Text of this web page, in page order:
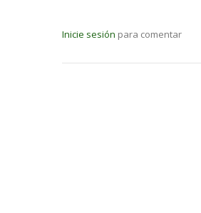
Inicie sesión para comentar